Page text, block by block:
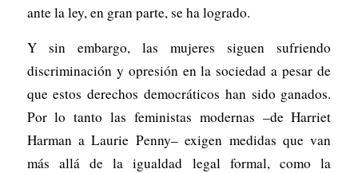
ante la ley, en gran parte, se ha logrado.
Y sin embargo, las mujeres siguen sufriendo
discriminación y opresión en la sociedad a pesar de
que estos derechos democráticos han sido ganados.
Por lo tanto las feministas modernas –de Harriet
Harman a Laurie Penny– exigen medidas que van
más allá de la igualdad legal formal, como la